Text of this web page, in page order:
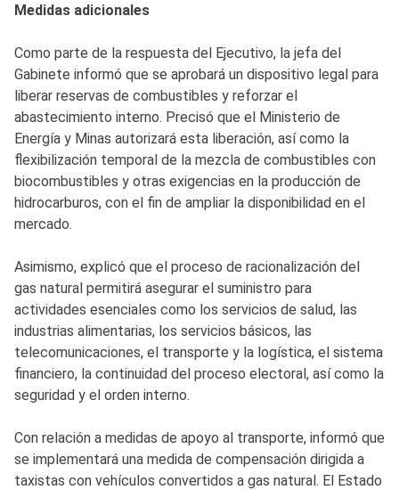
Medidas adicionales
Como parte de la respuesta del Ejecutivo, la jefa del
Gabinete informó que se aprobará un dispositivo legal para
liberar reservas de combustibles y reforzar el
abastecimiento interno. Precisó que el Ministerio de
Energía y Minas autorizará esta liberación, así como la
flexibilización temporal de la mezcla de combustibles con
biocombustibles y otras exigencias en la producción de
hidrocarburos, con el fin de ampliar la disponibilidad en el
mercado.
Asimismo, explicó que el proceso de racionalización del
gas natural permitirá asegurar el suministro para
actividades esenciales como los servicios de salud, las
industrias alimentarias, los servicios básicos, las
telecomunicaciones, el transporte y la logística, el sistema
financiero, la continuidad del proceso electoral, así como la
seguridad y el orden interno.
Con relación a medidas de apoyo al transporte, informó que
se implementará una medida de compensación dirigida a
taxistas con vehículos convertidos a gas natural. El Estado